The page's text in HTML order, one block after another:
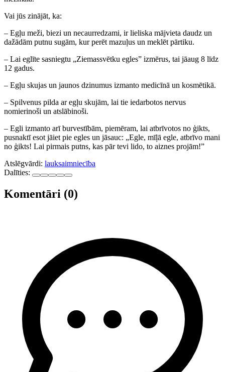
Vai jūs zinājāt, ka:
– Egļu meži, biezi un necaurredzami, ir lieliska mājvieta daudz un
dažādām putnu sugām, kur perēt mazuļus un meklēt pārtiku.
– Lai eglīte sasniegtu „Ziemassvētku egles” izmērus, tai jāaug 8 līdz
12 gadus.
– Egļu skujas un jaunos dzinumus izmanto medicīnā un kosmētikā.
– Spilvenus pilda ar egļu skujām, lai tie iedarbotos nervus
nomierinoši un atslābinoši.
– Egli izmanto arī burvestībām, piemēram, lai atbrīvotos no ģikts,
pusnaktī esot jāiet pie egles un jāsauc: „Egle, mīļā egle, atbrīvo mani
no ģikts! Lai pirmais putns, kas pār tevi lido, to aiznes projām!”
Atslēgvārdi: lauksaimniecība
Dalīties:
Komentāri (0)